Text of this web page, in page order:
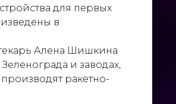
для первых
в
Алена Шишкина
и заводах,
ракетно-